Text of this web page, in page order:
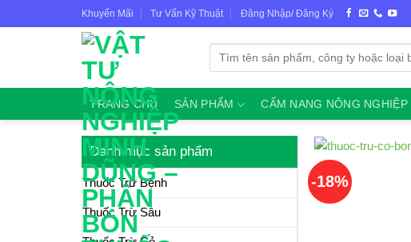
to
Khuyến Mãi Tư Vấn Kỹ Thuật Đăng Nhập/ Đăng Ký
kiếm:
TRANG CHỦ SẢN PHẨM CẨM NANG NÔNG NGHIỆP
Danh mục sản phẩm
Thuốc Trừ Bệnh
Thuốc Trừ Sâu
-18%